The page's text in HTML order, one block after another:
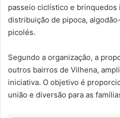
passeio ciclístico e brinquedos
distribuição de pipoca,
picolés.
Segundo a organização, a
outros bairros de Vilhena,
iniciativa. O objetivo é
união e diversão para as